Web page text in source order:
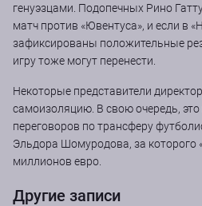
генуэзцами. Подопечных Рино
матч против «Ювентуса», и если в
зафиксированы положительные
игру тоже могут перенести.
Некоторые представители
самоизоляцию. В свою очередь,
переговоров по трансферу
Эльдора Шомуродова, за которого
миллионов евро.
Другие записи